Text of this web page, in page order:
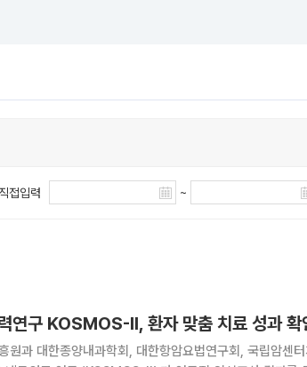
직접입력 ~
연구 KOSMOS-II, 환자 맞춤 치료 성과 확
원과 대한종양내과학회, 대한항암요법연구회, 국립암센